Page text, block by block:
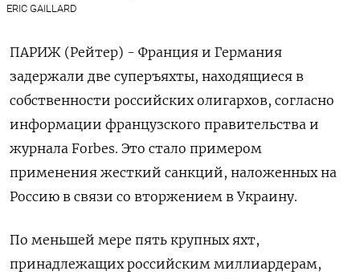
ERIC GAILLARD
ПАРИЖ (Рейтер) - Франция и Германия
задержали две суперъяхты, находящиеся в
собственности российских олигархов, согласно
информации французского правительства и
журнала Forbes. Это стало примером
применения жесткий санкций, наложенных на
Россию в связи со вторжением в Украину.
По меньшей мере пять крупных яхт,
принадлежащих российским миллиардерам,